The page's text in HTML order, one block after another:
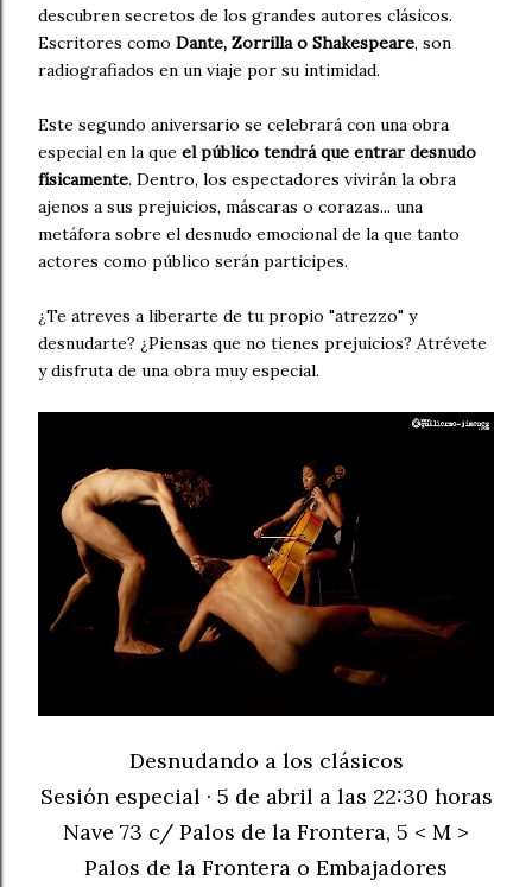
descubren secretos de los grandes autores clásicos.
Escritores como Dante, Zorrilla o Shakespeare, son
radiografiados en un viaje por su intimidad.
Este segundo aniversario se celebrará con una obra
especial en la que el público tendrá que entrar desnudo
físicamente. Dentro, los espectadores vivirán la obra
ajenos a sus prejuicios, máscaras o corazas... una
metáfora sobre el desnudo emocional de la que tanto
actores como público serán participes.
¿Te atreves a liberarte de tu propio "atrezzo" y
desnudarte? ¿Piensas que no tienes prejuicios? Atrévete
y disfruta de una obra muy especial.
Desnudando a los clásicos
Sesión especial · 5 de abril a las 22:30 horas
Nave 73 c/ Palos de la Frontera, 5 < M >
Palos de la Frontera o Embajadores